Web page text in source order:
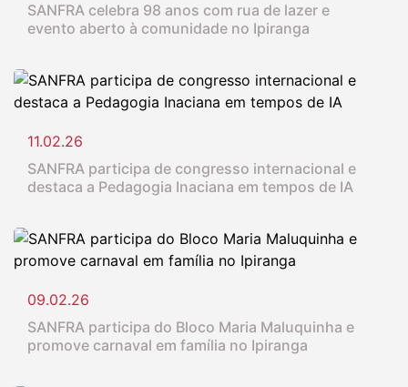
SANFRA celebra 98 anos com rua de lazer e
evento aberto à comunidade no Ipiranga
11.02.26
SANFRA participa de congresso internacional e
destaca a Pedagogia Inaciana em tempos de IA
09.02.26
SANFRA participa do Bloco Maria Maluquinha e
promove carnaval em família no Ipiranga